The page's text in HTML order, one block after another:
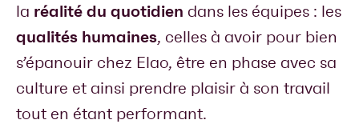
la réalité du quotidien dans les équipes : les
qualités humaines, celles à avoir pour bien
s’épanouir chez Elao, être en phase avec sa
culture et ainsi prendre plaisir à son travail
tout en étant performant.